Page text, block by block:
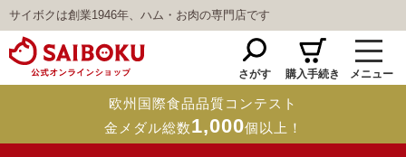
サイボクは創業1946年、ハム・お肉の専門店です
さがす 購入手続き メニュー
欧州国際食品品質コンテスト
金メダル総数1,000個以上！